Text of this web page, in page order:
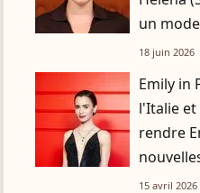
un
loin de
18 juin 2026
Emily in
l'Italie et
rendre
15 avril 2026